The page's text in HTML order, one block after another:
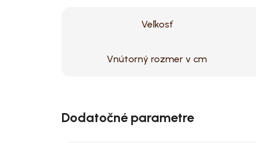
Veľkosť
Vnútorný rozmer v cm
Dodatočné parametre